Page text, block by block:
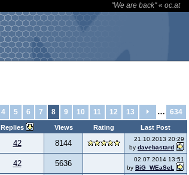
"We are back"« oc.at
4 5 6 7 8 9 10 11 12 13 … 634
Replies Views Rating Last Post
42 8144
21.10.2013 20:29
by davebastard
42 5636
02.07.2014 13:51
by BiG_WEaSeL